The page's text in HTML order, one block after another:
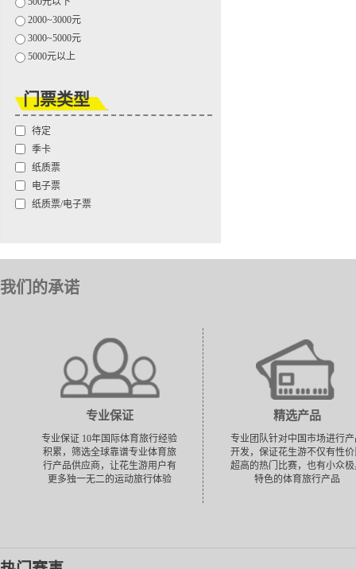
云达不莱梅
斯图加特
帕德博恩
埃弗斯堡
2000~3000元
3000~5000元
5000元以上
门票类型
待定
季卡
纸质票
电子票
纸质票/电子票
我们的承诺
专业保证
专业保证 10年国际体育旅行经验
积累，筛选全球靠谱专业体育旅
行产品供应商，让花生游用户有
更多独一无二的运动旅行体验
精选产品
专业团队针对中国市场进行产
开发，保证花生游不仅有性价
超高的热门比赛，也有小众极
特色的体育旅行产品